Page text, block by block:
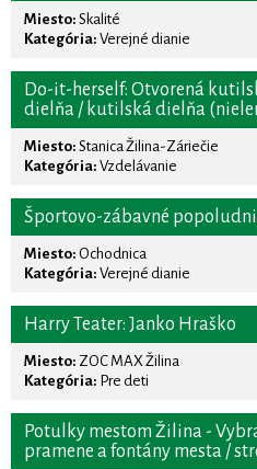
Miesto: Skalité
Kategória: Verejné dianie
Do-it-herself: Otvorená
dielňa / kutilská dielňa
Miesto: Stanica Žilina-Záriečie
Kategória: Vzdelávanie
Športovo-zábavné
Miesto: Ochodnica
Kategória: Verejné dianie
Harry Teater: Janko Hraško
Miesto: ZOC MAX Žilina
Kategória: Pre deti
Potulky mestom Žilina -
pramene a fontány mesta /